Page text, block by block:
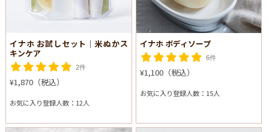
イナホ お試しセット│米ぬかス
キンケア
2件
¥1,870（税込）
お気に入り登録人数：12人
イナホ ボディソープ
6件
¥1,100（税込）
お気に入り登録人数：15人